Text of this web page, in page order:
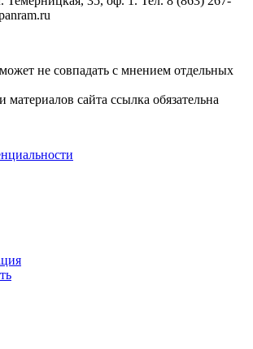
не совпадать с мнением отдельных
сайта ссылка обязательна